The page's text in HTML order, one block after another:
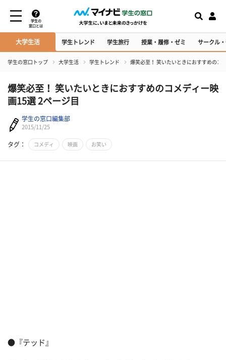
学生の
窓口とは
大学生活 学生トレンド 学生旅行 授業・履修・ゼミ サークル
学生の窓口トップ 大学生活 学生トレンド 爆笑必至！ 笑いたいときにおすすめのコ
爆笑必至！ 笑いたいときにおすすめのコメディー映
画15選 2ページ目
学生の窓口編集部
2015/11/25
タグ： コメディ 映画 お笑い
●『テッド』